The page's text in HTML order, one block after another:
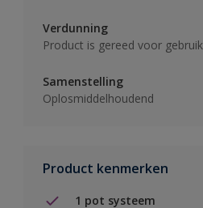
Verdunning
Product is gereed voor gebruik
Samenstelling
Oplosmiddelhoudend
Product kenmerken
1 pot systeem